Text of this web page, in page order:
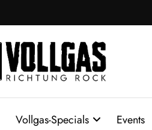
Vollgas-Specials Events